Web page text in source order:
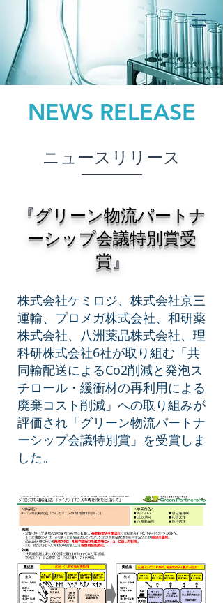
NEWS RELEASE
​ニュースリリース
『グリーン物流パートナ
ーシップ会議特別賞受
賞』
株式会社ケミロジ、株式会社京三
運輸、プロメガ株式会社、和研薬
株式会社、八洲薬品株式会社、理
科研株式会社6社が取り組む「共
同輸配送によるCo2削減と発泡ス
チロール・緩衝材の再利用による
廃棄コスト削減」への取り組みが
評価され「グリーン物流パートナ
ーシップ会議特別賞」を受賞しま
した。